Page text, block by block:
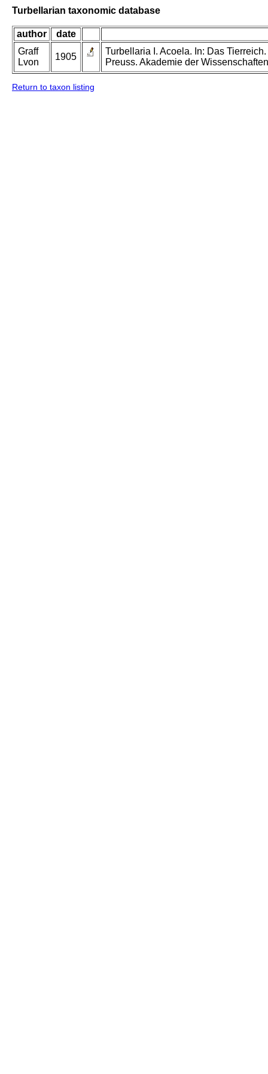
Turbellarian taxonomic database
author
date
Graff
Lvon
1905
Turbellaria I. Acoela. In: Das
Preuss. Akademie der
Return to taxon listing